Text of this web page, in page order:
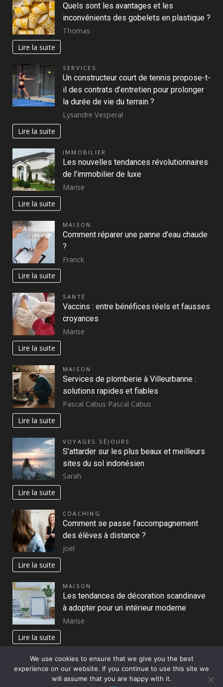
Quels sont les avantages et les
inconvénients des gobelets en plastique ?
Thomas
Lire la suite
SERVICES
Un constructeur court de tennis propose-t-
il des contrats d’entretien pour prolonger
la durée de vie du terrain ?
Lysandre Vesperal
Lire la suite
IMMOBILIER
Les nouvelles tendances révolutionnaires
de l’immobilier de luxe
Marise
Lire la suite
MAISON
Comment réparer une panne d’eau chaude
?
Franck
Lire la suite
SANTÉ
Vaccins : entre bénéfices réels et fausses
croyances
Marise
Lire la suite
MAISON
Services de plomberie à Villeurbanne :
solutions rapides et fiables
Pascal Cabus Pascal Cabus
Lire la suite
VOYAGES SÉJOURS
S’attarder sur les plus beaux et meilleurs
sites du sol indonésien
Sarah
Lire la suite
COACHING
Comment se passe l’accompagnement
des élèves à distance ?
Joel
Lire la suite
MAISON
Les tendances de décoration scandinave
à adopter pour un intérieur moderne
Marise
Lire la suite
Copyright © All rights reserved.|DarkNews
We use cookies to ensure that we give you the best
experience on our website. If you continue to use this site we
will assume that you are happy with it.